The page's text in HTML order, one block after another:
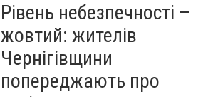
Рівень небезпечності –
жовтий: жителів
Чернігівщини
попереджають про